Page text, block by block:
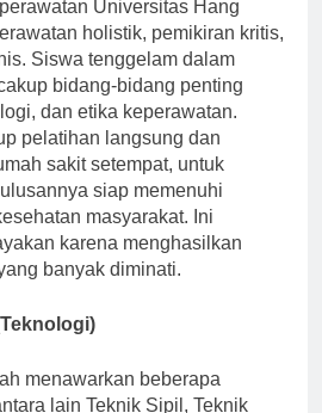
Universitas Hang
holistik, pemikiran kritis,
Siswa tenggelam dalam
bidang-bidang penting
dan etika keperawatan.
pelatihan langsung dan
sakit setempat, untuk
siap memenuhi
masyarakat. Ini
karena menghasilkan
menawarkan beberapa